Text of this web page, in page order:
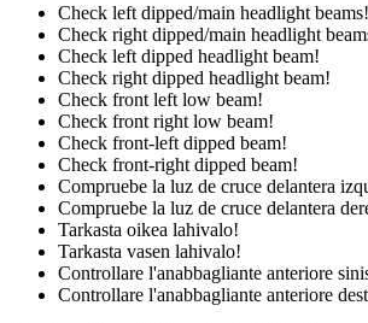
Check left dipped/main headlight beams!
Check right dipped/main headlight
Check left dipped headlight beam!
Check right dipped headlight beam!
Check front left low beam!
Check front right low beam!
Check front-left dipped beam!
Check front-right dipped beam!
Compruebe la luz de cruce delantera
Compruebe la luz de cruce delantera
Tarkasta oikea lahivalo!
Tarkasta vasen lahivalo!
Controllare l'anabbagliante anteriore
Controllare l'anabbagliante anteriore